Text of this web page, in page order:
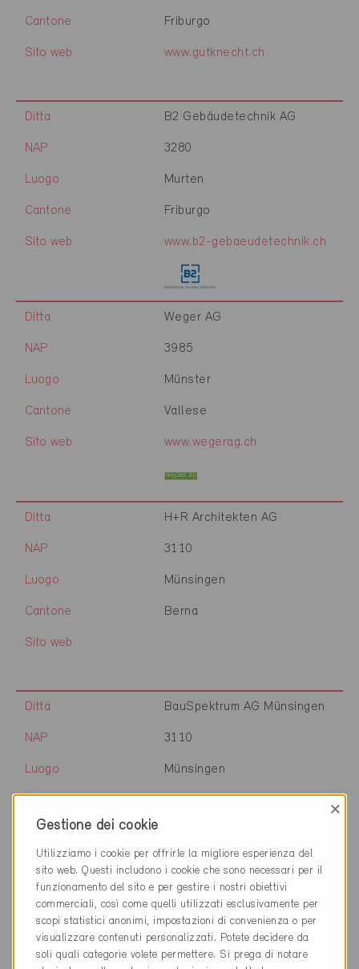
Cantone Friburgo
Sito web www.gutknecht.ch
Ditta B2 Gebäudetechnik AG
NAP 3280
Luogo Murten
Cantone Friburgo
Sito web www.b2-gebaeudetechnik.ch
Ditta Weger AG
NAP 3985
Luogo Münster
Cantone Vallese
Sito web www.wegerag.ch
Ditta H+R Architekten AG
NAP 3110
Luogo Münsingen
Cantone Berna
Sito web
Ditta BauSpektrum AG Münsingen
NAP 3110
Luogo Münsingen
Sito web
Schreinerei dubs ag
NAP 3110
Luogo Münsingen
Gestione dei cookie
×
Utilizziamo i cookie per offrirle la migliore esperienza del
sito web. Questi includono i cookie che sono necessari per il
funzionamento del sito e per gestire i nostri obiettivi
commerciali, così come quelli utilizzati esclusivamente per
scopi statistici anonimi, impostazioni di convenienza o per
visualizzare contenuti personalizzati. Potete decidere da
soli quali categorie volete permettere. Si prega di notare